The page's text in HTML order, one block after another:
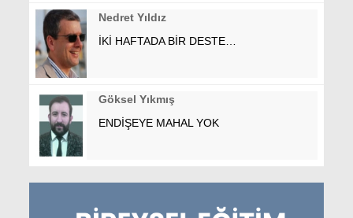
Nedret Yıldız
İKİ HAFTADA BİR DESTE…
Göksel Yıkmış
ENDİŞEYE MAHAL YOK